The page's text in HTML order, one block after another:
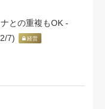
との重複もOK -
7)
経営